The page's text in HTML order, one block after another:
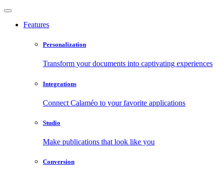
Features
Personalization
Transform your documents into captivating experiences
Integrations
Connect Calaméo to your favorite applications
Studio
Make publications that look like you
Conversion